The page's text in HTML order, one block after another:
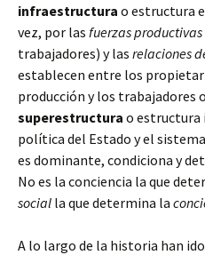
infraestructura o estructura
vez, por las fuerzas productivas
trabajadores) y las relaciones
establecen entre los
producción y los trabajadores
superestructura o estructura
política del Estado y el
es dominante, condiciona y
No es la conciencia la que
social la que determina la
A lo largo de la historia han